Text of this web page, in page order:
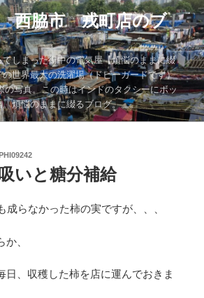
西脇市 戎町店のブ
しまった街中の電気屋【煩悩のままに綴
世界最大の洗濯場（ドビーガードです）
の写真。この時はインドのタクシーにボッ
煩悩のままに綴るブログ。。。
いと糖分補給
成らなかった柿の実ですが、、、
、
日、収穫した柿を店に運んでおきま